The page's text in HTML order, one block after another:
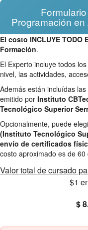
Programación
El costo INCLUYE TODO
Formación.
El Experto incluye todos
nivel, las actividades,
Además están incluídas
emitido por Instituto
Tecnológico Superior
Opcionalmente, puede
(Instituto Tecnológico
envío de certificados
costo aproximado es de 60
Valor total de cursado
$1
$